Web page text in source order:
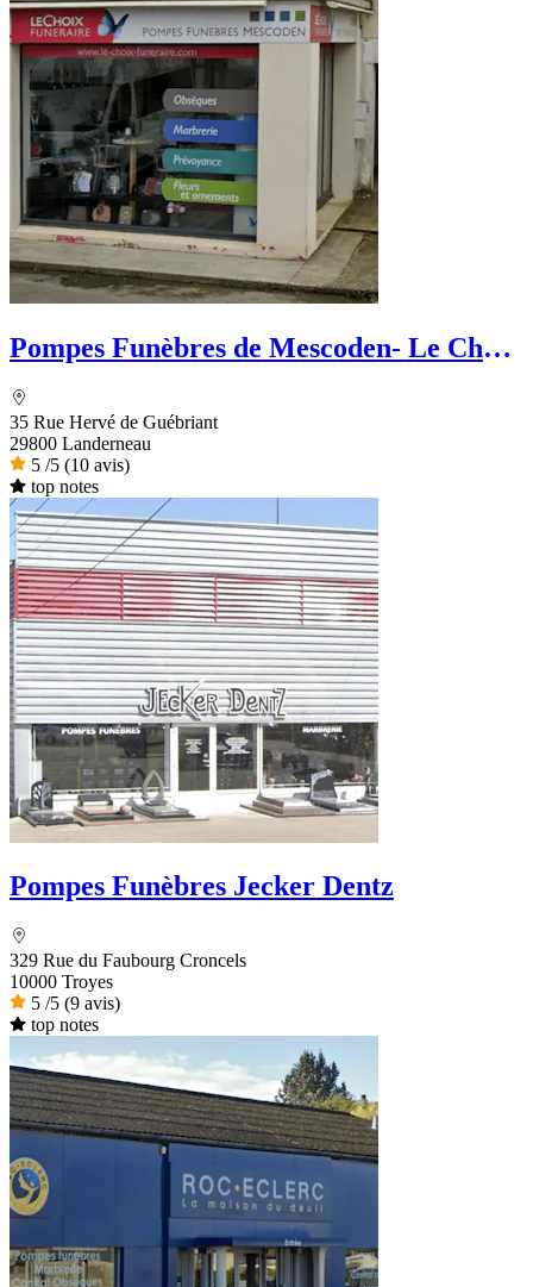
Pompes Funèbres de Mescoden- Le Choix
35 Rue Hervé de Guébriant
29800 Landerneau
5 /5 (10 avis)
top notes
Pompes Funèbres Jecker Dentz
329 Rue du Faubourg Croncels
10000 Troyes
5 /5 (9 avis)
top notes